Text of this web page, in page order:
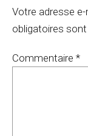
Votre adresse e-
obligatoires
Commentaire *